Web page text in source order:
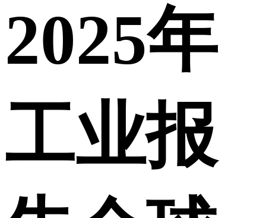
2025年
工业报